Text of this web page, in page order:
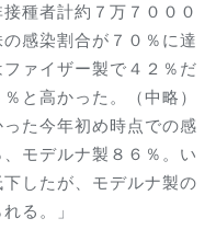
種者計約７万７０００
感染割合が７０％に達
ァイザー製で４２％だ
と高かった。（中略）
た今年初め時点での感
モデルナ製８６％。い
したが、モデルナ製の
る。」